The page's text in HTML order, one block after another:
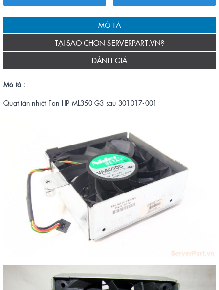
MÔ TẢ
TẠI SAO CHỌN SERVERPART.VN?
ĐÁNH GIÁ
Mô tả :
Quạt tản nhiệt Fan HP ML350 G3 sau 301017-001